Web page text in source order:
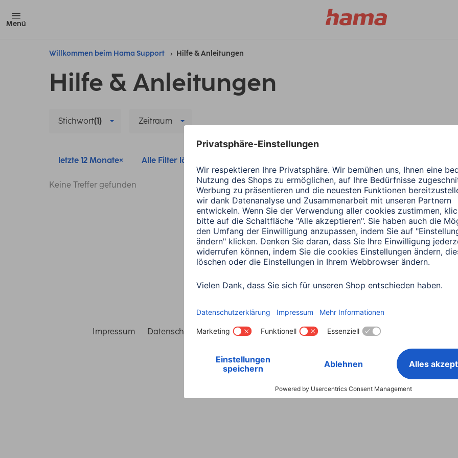
Menü
Willkommen beim Hama Support Hilfe & Anleitungen
Hilfe & Anleitungen
Stichwort(1) Zeitraum
letzte 12 Monate Alle Filter löschen
Keine Treffer gefunden
Land wählen
Impressum Datenschutz Garantiebestimmungen Konformitätserklärungen